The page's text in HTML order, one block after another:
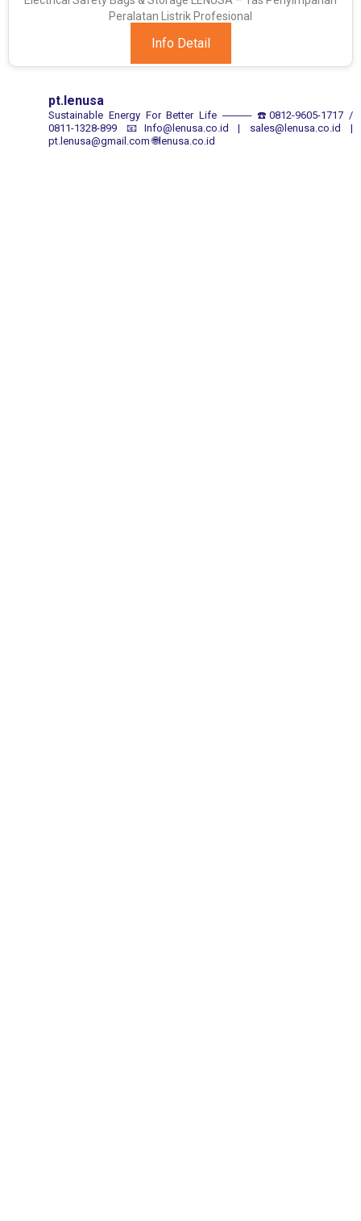
Peralatan Listrik Profesional
Info Detail
pt.lenusa
Sustainable Energy For Better Life ────☎️0812-9605-1717 /
0811-1328-899 📧Info@lenusa.co.id | sales@lenusa.co.id |
pt.lenusa@gmail.com 🌐lenusa.co.id